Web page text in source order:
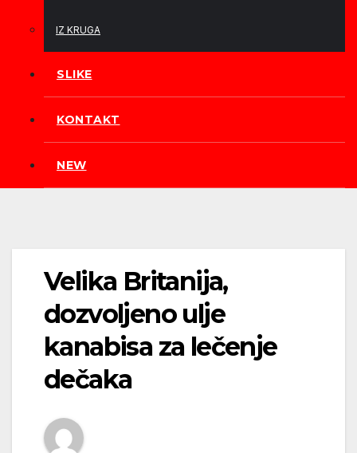
IZ KRUGA
SLIKE
KONTAKT
NEW
Velika Britanija,
dozvoljeno ulje
kanabisa za lečenje
dečaka